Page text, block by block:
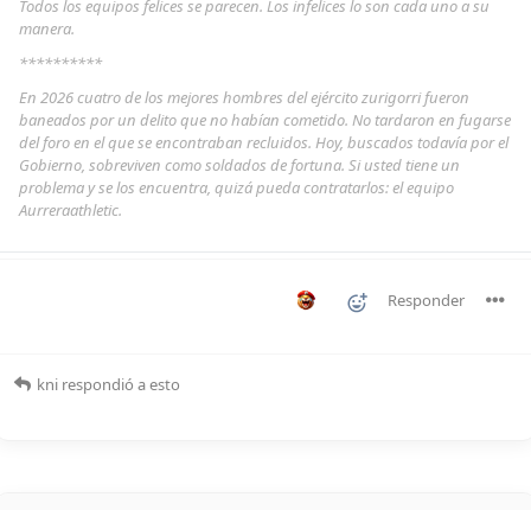
Todos los equipos felices se parecen. Los infelices lo son cada uno a su
manera.
**********
En 2026 cuatro de los mejores hombres del ejército zurigorri fueron
baneados por un delito que no habían cometido. No tardaron en fugarse
del foro en el que se encontraban recluidos. Hoy, buscados todavía por el
Gobierno, sobreviven como soldados de fortuna. Si usted tiene un
problema y se los encuentra, quizá pueda contratarlos: el equipo
Aurreraathletic.
Responder
kni respondió a esto